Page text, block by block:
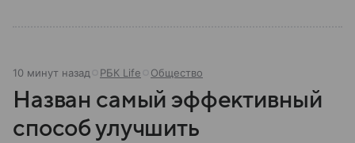
10 минут назад РБК Life Общество
Назван самый эффективный
способ улучшить